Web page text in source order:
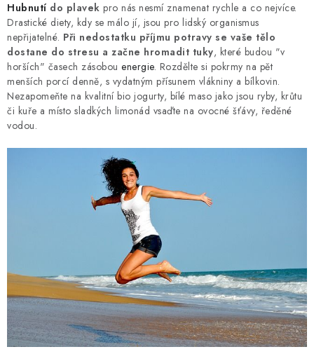
SLEVY, AKCE
BESTSELLERY
ŽENY
MUŽI
Recenze
Věrnostní program
Kontakty
Hubnutí do plavek pro nás nesmí znamenat rychle a co nejvíce.
Drastické diety, kdy se málo jí, jsou pro lidský organismus
nepřijatelné. Při nedostatku příjmu potravy se vaše tělo
dostane do stresu a začne hromadit tuky, které budou "v
horších" časech zásobou energie. Rozdělte si pokrmy na pět
menších porcí denně, s vydatným přísunem vlákniny a bílkovin.
Nezapomeňte na kvalitní bio jogurty, bílé maso jako jsou ryby, krůtu
či kuře a místo sladkých limonád vsaďte na ovocné šťávy, ředěné
vodou.